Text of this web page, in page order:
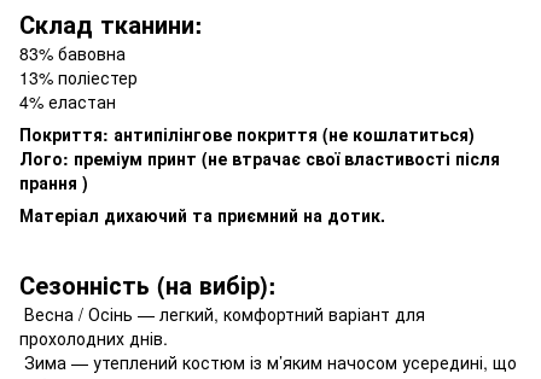
Склад тканини:
83% бавовна
13% поліестер
4% еластан
Покриття: антипілінгове покриття (не кошлатиться)
Лого: преміум принт (не втрачає свої властивості після
прання )
Матеріал дихаючий та приємний на дотик.
Сезонність (на вибір):
Весна / Осінь — легкий, комфортний варіант для
прохолодних днів.
Зима — утеплений костюм із м’яким начосом усередині, що